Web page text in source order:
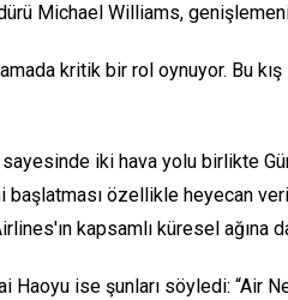
Michael Williams,
kritik bir rol oynuyor. Bu
iki hava yolu birlikte
özellikle heyecan
kapsamlı küresel ağına
Haoyu ise şunları söyledi: “Air